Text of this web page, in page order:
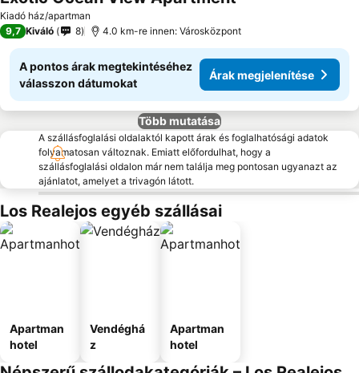
Kiadó ház/apartman
9,7 Kiváló 8 4.0 km-re innen: Városközpont
A pontos árak megtekintéséhez
válasszon dátumokat
Árak megjelenítése
Több mutatása
A szállásfoglalási oldalaktól kapott árak és foglalhatósági adatok
folyamatosan változnak. Emiatt előfordulhat, hogy a
szállásfoglalási oldalon már nem találja meg pontosan ugyanazt az
ajánlatot, amelyet a trivagón látott.
Los Realejos egyéb szállásai
Apartman
hotel
Vendéghá
z
Apartman
hotel